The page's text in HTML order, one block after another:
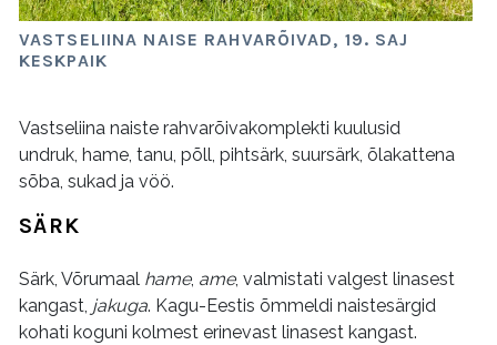
VASTSELIINA NAISE RAHVARÕIVAD, 19. SAJ
KESKPAIK
Vastseliina naiste rahvarõivakomplekti kuulusid
undruk, hame, tanu, põll, pihtsärk, suursärk, õlakattena
sõba, sukad ja vöö.
SÄRK
Särk, Võrumaal hame, ame, valmistati valgest linasest
kangast, jakuga. Kagu-Eestis õmmeldi naistesärgid
kohati koguni kolmest erinevast linasest kangast.